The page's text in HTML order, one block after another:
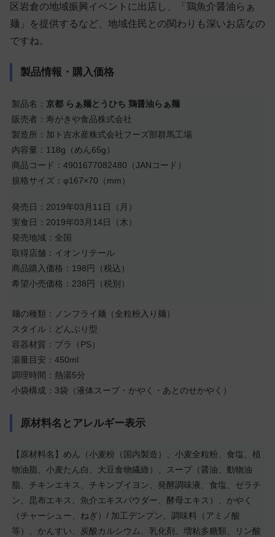
区岩倉の地域振興イベントに出店し、「鶏魚介醤油らぁ
麺」を提供するなど、地域住民との関わりも深いお店なの
ですね。
製品情報・購入価格
製品名： 京都 らぁ麺とうひち 鶏醤油らぁ麺
販売者：寿がきや食品株式会社
製造所：加ト吉水産株式会社フーズ部群馬工場
内容量：118g（めん65g）
商品コード：4901677082480（JANコード）
規格サイズ：φ167×70（mm）
発売日：2019年03月11日（月）
実食日：2019年03月14日（木）
発売地域：全国
取得店舗：イオンリテール
商品購入価格：198円（税込）
希望小売価格：238円（税別）
麺の種類：ノンフライ麺（全粒粉入り麺）
スタイル：どんぶり型
容器材質：プラ（PS）
湯量目安：450ml
調理時間：熱湯5分
小袋構成：3袋（液体スープ・かやく・あとのせかやく）
原材料名とアレルギー表示
【原材料名】めん（小麦粉（国内製造）、小麦全粒粉、食塩、植
物油脂、小麦たん白、大豆食物繊維）、スープ（醤油、動物油
脂、チキンエキス、チキンブイヨン、発酵調味液、食塩、ゼラチ
ン、昆布エキス、魚介エキスパウダー、酵母エキス）、かやく
（チャーシュー、ねぎ）/ 加工デンプン、調味料（アミノ酸
等）、かんすい、炭酸カルシウム、乳化剤、増粘多糖類、リン酸